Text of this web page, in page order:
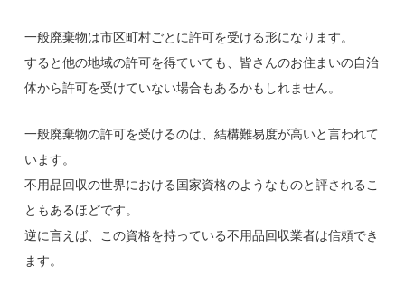
一般廃棄物は市区町村ごとに許可を受ける形になります。
すると他の地域の許可を得ていても、皆さんのお住まいの自治
体から許可を受けていない場合もあるかもしれません。
一般廃棄物の許可を受けるのは、結構難易度が高いと言われて
います。
不用品回収の世界における国家資格のようなものと評されるこ
ともあるほどです。
逆に言えば、この資格を持っている不用品回収業者は信頼でき
ます。